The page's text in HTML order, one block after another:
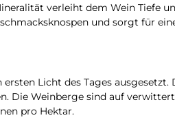
verleiht dem Wein Tiefe
und sorgt für
Licht des Tages
Die Weinberge sind auf
pro Hektar.